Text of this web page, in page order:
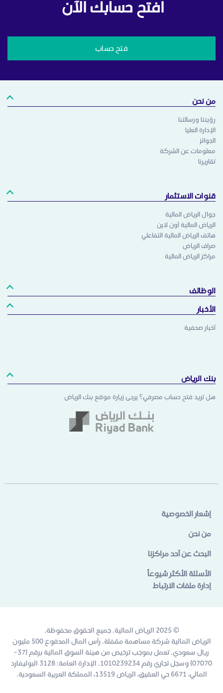
افتح حسابك الآن
فتح حساب
من نحن
رؤيتنا ورسالتنا
الإدارة العليا
الجوائز
معلومات عن الشركة
تقاريرنا
قنوات الاستثمار
جوال الرياض المالية
الرياض المالية أون لاين
هاتف الرياض المالية التفاعلي
صراف الرياض
مراكز الرياض المالية
الوظائف
الأخبار
أخبار صحفية
بنك الرياض
هل تريد فتح حساب مصرفي؟ يرجى زيارة موقع بنك الرياض
إشعار الخصوصية
من نحن
البحث عن أحد مراكزنا
الأسئلة الأكثر شيوعاً
إدارة ملفات الارتباط
© 2025 الرياض المالية. جميع الحقوق محفوظة.
الرياض المالية شركة مساهمة مقفلة. رأس المال المدفوع 500 مليون
ريال سعودي. تعمل بموجب ترخيص من هيئة السوق المالية برقم (37-
07070) وسجل تجاري رقم 1010239234. الإدارة العامة: 3128 البوليفارد
المالي، 6671 حي العقيق، الرياض 13519، المملكة العربية السعودية.